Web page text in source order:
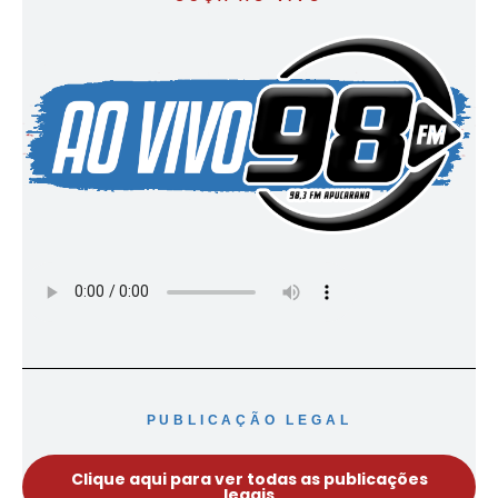
PUBLICAÇÃO LEGAL
Clique aqui para ver todas as publicações